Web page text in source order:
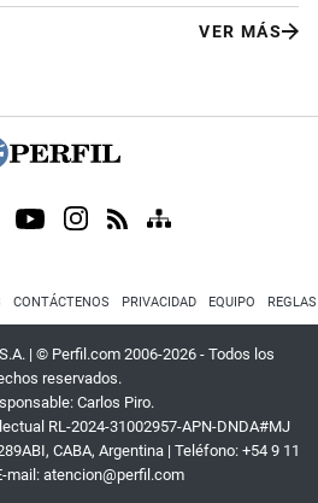
VER MÁS
CONTÁCTENOS PRIVACIDAD EQUIPO
| © Perfil.com 2006-2026 - Todos los
reservados.
Carlos Piro.
RL-2024-31002957-APN-DNDA#MJ
, CABA, Argentina | Teléfono: +54 9 11
mail:atencion@perfil.com